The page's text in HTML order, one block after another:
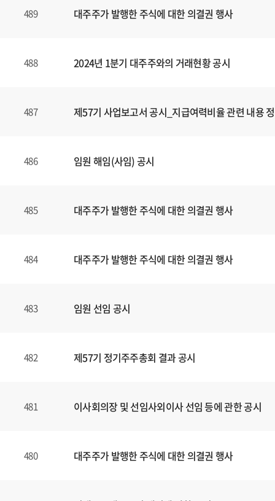
489 대주주가 발행한 주식에 대한 의결권 행사
488 2024년 1분기 대주주와의 거래현황 공시
487 제57기 사업보고서 공시_지급여력비율 관련 내용
486 임원 해임(사임) 공시
485 대주주가 발행한 주식에 대한 의결권 행사
484 대주주가 발행한 주식에 대한 의결권 행사
483 임원 선임 공시
482 제57기 정기주주총회 결과 공시
481 이사회의장 및 선임사외이사 선임 등에 관한 공시
480 대주주가 발행한 주식에 대한 의결권 행사